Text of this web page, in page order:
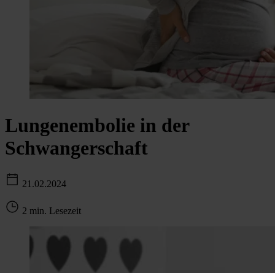
Lungenembolie in der
Schwangerschaft
21.02.2024
2 min. Lesezeit